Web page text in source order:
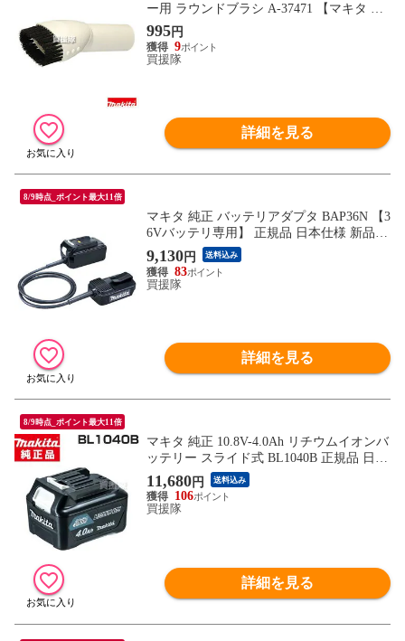
ー用 ラウンドブラシ A-37471 【マキタ 掃
除機 ラウンドブラシ 部品 A-37471 純正 正
規品 日本仕様 新品 makita 純正 部品 オプ
ション】【おしゃれ おすすめ】
995円
9
買援隊
詳細を見る
8/9時点_ポイント最大11倍
マキタ 純正 バッテリアダプタ BAP36N 【3
6Vバッテリ専用】 正規品 日本仕様 新品
【バッテリ 充電器 充電 makita 新品 激安
セール 通販 価格 特価 正規品 マキタ 純正
日本仕様 マキタ正規取扱店 部品番号A-512
9,130円 送料込み
83
買援隊
詳細を見る
8/9時点_ポイント最大11倍
マキタ 純正 10.8V-4.0Ah リチウムイオンバ
ッテリー スライド式 BL1040B 正規品 日本
仕様 新品 【充電式 バッテリー式 電動 バ
ッテリー 交換品 オプション 替え 工具 diy
充電池 makita 正規品 マキタ 純正 充電器
11,680円 送料込み
106
買援隊
詳細を見る